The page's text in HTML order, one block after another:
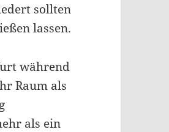
sollten
lassen.
während
Raum als
als ein